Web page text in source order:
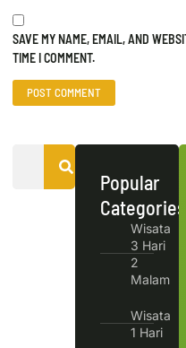
SAVE MY NAME, EMAIL, AND
TIME I COMMENT.
Popular
Categories
Wisata
3 Hari
2
Malam
Wisata
1 Hari